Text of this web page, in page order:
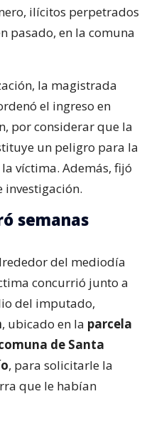
ilícitos perpetrados
pasado, en la comuna
la magistrada
el ingreso en
por considerar que la
un peligro para la
víctima. Además, fijó
investigación.
semanas
del mediodía
concurrió junto a
del imputado,
, ubicado en la parcela
de Santa
, para solicitarle la
que le habían